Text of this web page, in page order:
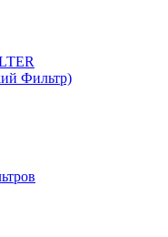
Фильтр)